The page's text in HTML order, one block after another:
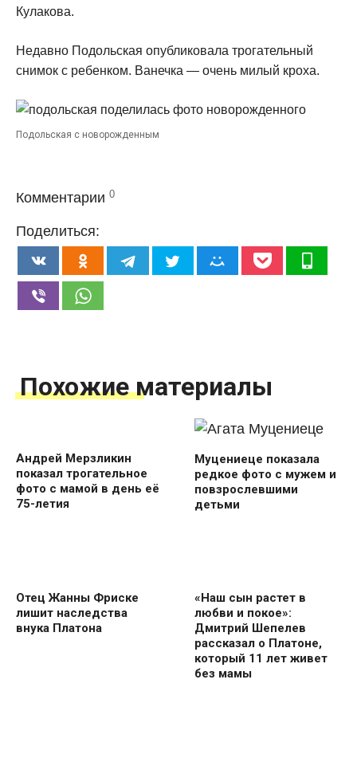
Кулакова.
Недавно Подольская опубликовала трогательный
снимок с ребенком. Ванечка — очень милый кроха.
Подольская с новорожденным
Комментарии 0
Поделиться:
Похожие материалы
Андрей Мерзликин
показал трогательное
фото с мамой в день её
75-летия
Муцениеце показала
редкое фото с мужем и
повзрослевшими
детьми
Отец Жанны Фриске
лишит наследства
внука Платона
«Наш сын растет в
любви и покое»:
Дмитрий Шепелев
рассказал о Платоне,
который 11 лет живет
без мамы